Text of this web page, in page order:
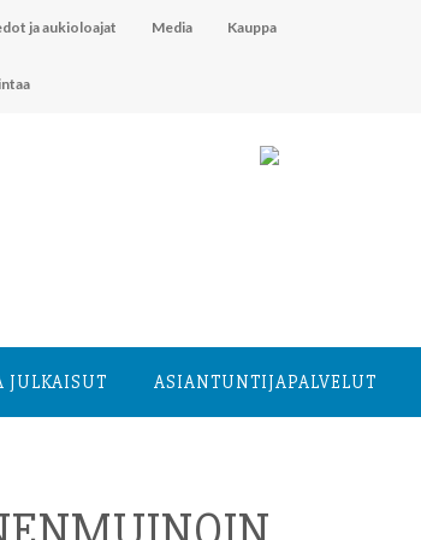
ja aukioloajat Media Kauppa
JULKAISUT ASIANTUNTIJA­PALVELUT